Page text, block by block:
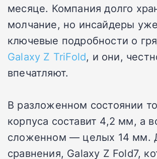
месяце. Компания долго
молчание, но инсайдеры
ключевые подробности о
Galaxy Z TriFold, и они,
впечатляют.
В разложенном состоянии
корпуса составит 4,2 мм, а
сложенном — целых 14 мм.
сравнения, Galaxy Z Fold7,